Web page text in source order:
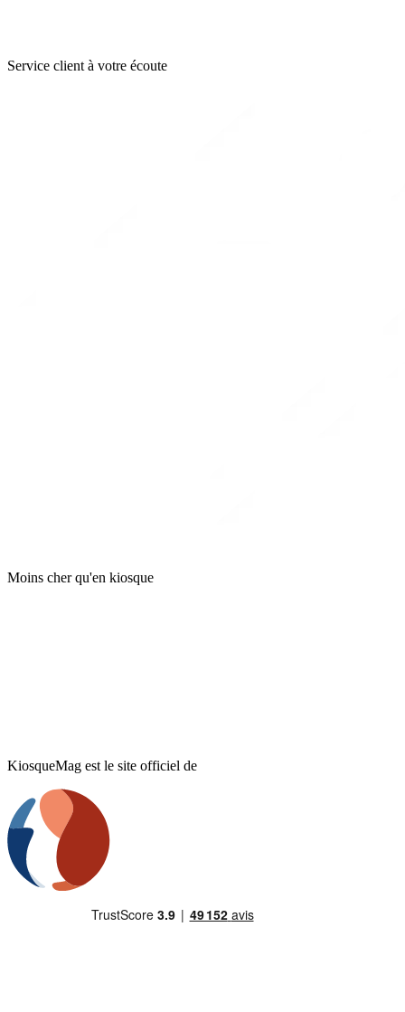
Service client à votre écoute
Moins cher qu'en kiosque
KiosqueMag est le site officiel de